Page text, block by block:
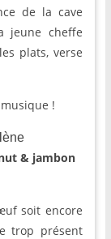
de la cave
jeune cheffe
plats, verse
!
& jambon
soit encore
trop présent